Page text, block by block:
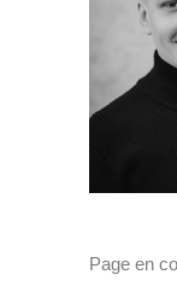
Page en